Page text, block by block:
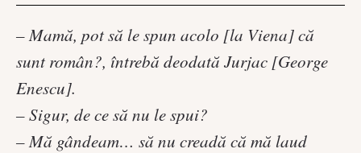
– Mamă, pot să le spun acolo [la Viena] că
sunt român?, întrebă deodată Jurjac [George
Enescu].
– Sigur, de ce să nu le spui?
– Mă gândeam… să nu creadă că mă laud